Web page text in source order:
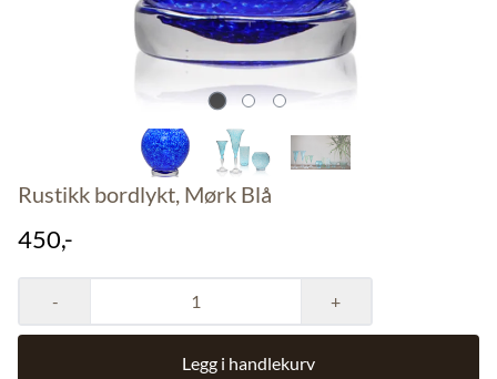
Rustikk bordlykt, Mørk Blå
450,-
- +
Legg i handlekurv